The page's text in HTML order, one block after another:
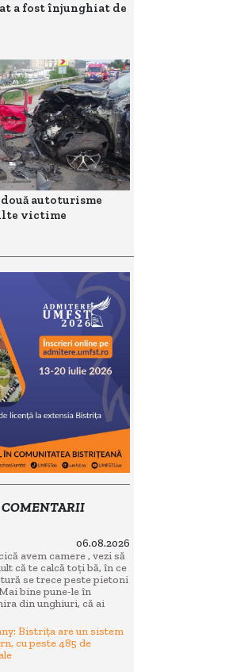
a fost înjunghiat de
autoturisme
victime
06.08.2026
avem camere , vezi să
că te calcă toți bă, în ce
se trece peste pietoni
bine pune-le în
din unghiuri, că ai
Bistrița are un sistem
cu peste 485 de